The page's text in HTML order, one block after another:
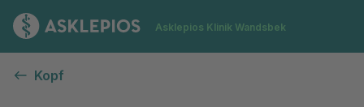
Zur Startseite
Asklepios Klinik Wandsbek
Kopf